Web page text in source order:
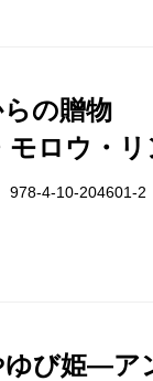
の贈物
モロウ・
978-4-10-
ゆび姫―ア